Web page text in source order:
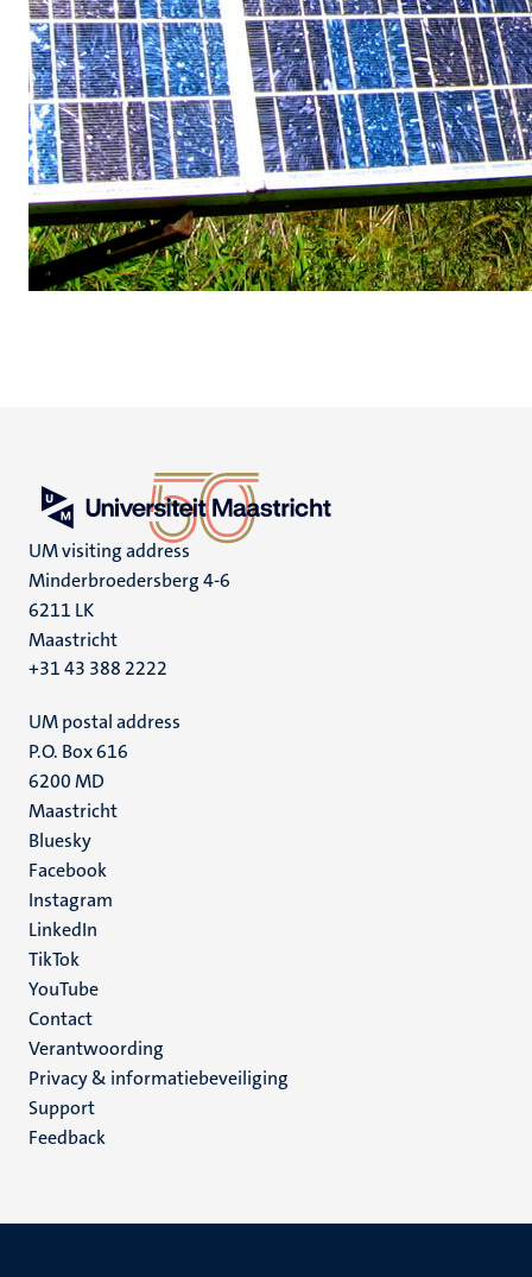
UM visiting address
Minderbroedersberg 4-6
6211 LK
Maastricht
+31 43 388 2222
UM postal address
P.O. Box 616
6200 MD
Maastricht
Social
media
Bluesky
Facebook
Instagram
LinkedIn
TikTok
YouTube
Menu
footer
(NL)
Contact
Verantwoording
Privacy & informatiebeveiliging
Support
Feedback